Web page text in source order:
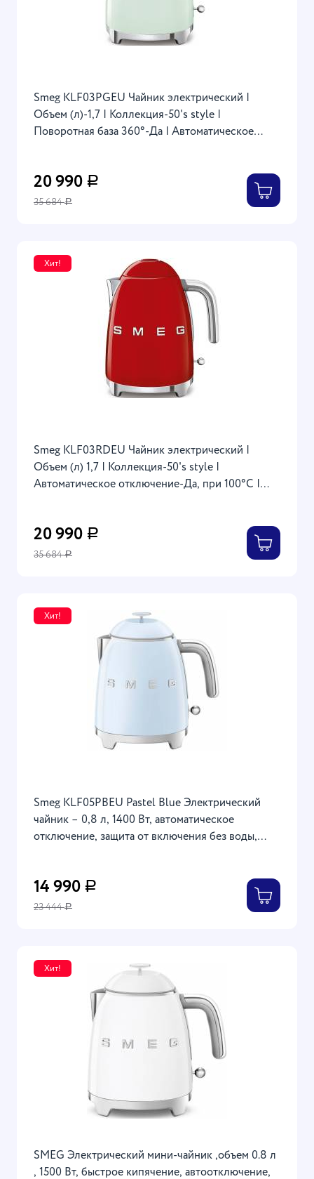
Smeg KLF03PGEU Чайник электрический |
Объем (л)-1,7 | Коллекция-50's style |
Поворотная база 360°-Да | Автоматическое
20 990 Р
35 684Р
Хит!
Smeg KLF03RDEU Чайник электрический |
Объем (л) 1,7 | Коллекция-50's style |
Автоматическое отключение-Да, при 100°C |
20 990 Р
35 684Р
Хит!
Smeg KLF05PBEU Pastel Blue Электрический
чайник – 0,8 л, 1400 Вт, автоматическое
отключение, защита от включения без воды,
14 990 Р
23 444Р
Хит!
SMEG Электрический мини-чайник ,объем 0.8 л
, 1500 Вт, быстрое кипячение, автоотключение,